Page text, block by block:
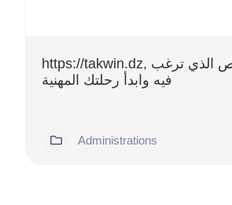
https://takwin.dz, اختر التخصص الذي ترغب
فيه وابدأ رحلتك المهنية
Administrations